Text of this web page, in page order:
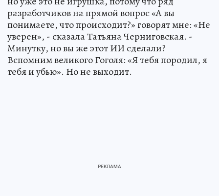
разработчиков на прямой вопрос «А вы
понимаете, что происходит?» говорят мне: «Не
уверен», - сказала Татьяна Черниговская. -
Минутку, но вы же этот ИИ сделали?
Вспомним великого Гоголя: «Я тебя породил, я
тебя и убью». Но не выходит.